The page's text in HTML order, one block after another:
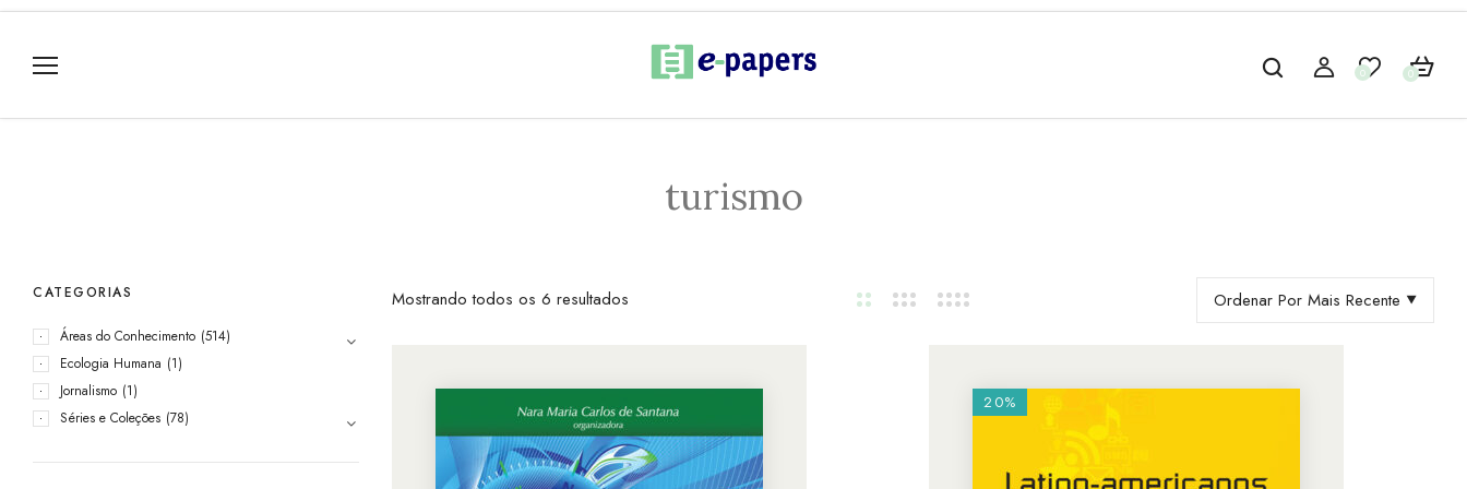
0 0
turismo
CATEGORIAS
Áreas do Conhecimento (514)
Ecologia Humana (1)
Jornalismo (1)
Séries e Coleções (78)
Mostrando todos os 6 resultados Ordenar Por Mais Recente
20%